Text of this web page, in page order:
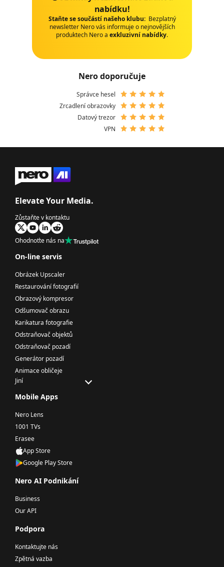
nabídku!
Staňte se součástí našeho klubu: Bezplatný
newsletter Nero vás informuje o nejnovějších
produktech Nero a exkluzivní nabídky.
Nero doporučuje
Správce hesel
Zrcadlení obrazovky
Datový trezor
VPN
Elevate Your Media.
Zůstaňte v kontaktu
Ohodnoťte nás na
On-line servis
Obrázek Upscaler
Restaurování fotografií
Obrazový kompresor
Odšumovač obrazu
Karikatura fotografie
Odstraňovač objektů
Odstraňovač pozadí
Generátor pozadí
Animace obličeje
Jiní
Mobile Apps
Nero Lens
1001 TVs
Erasee
App Store
Google Play Store
Nero AI Podnikání
Business
Our API
Podpora
Kontaktujte nás
Zpětná vazba